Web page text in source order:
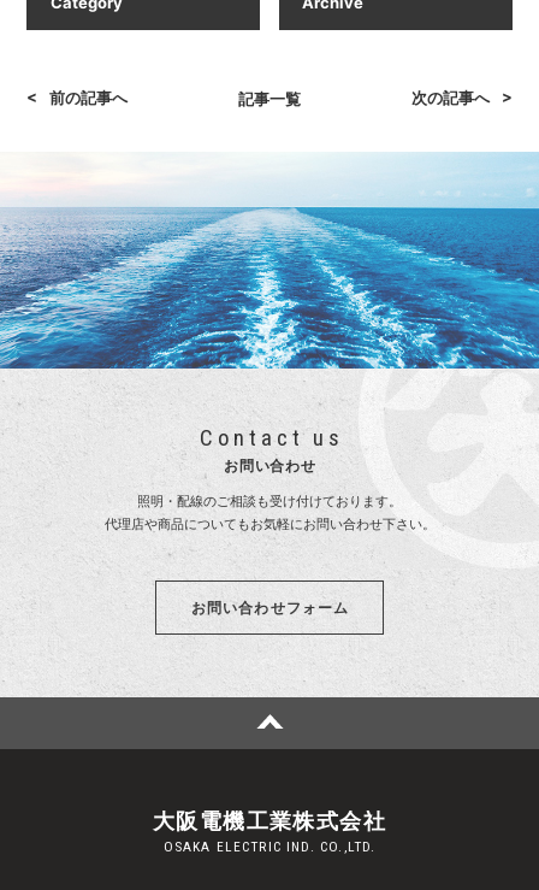
< 前の記事へ 記事一覧 次の記事へ >
Contact us
お問い合わせ
照明・配線のご相談も受け付けております。
代理店や商品についてもお気軽にお問い合わせ下さい。
お問い合わせフォーム
大阪電機工業株式会社
OSAKA ELECTRIC IND. CO.,LTD.